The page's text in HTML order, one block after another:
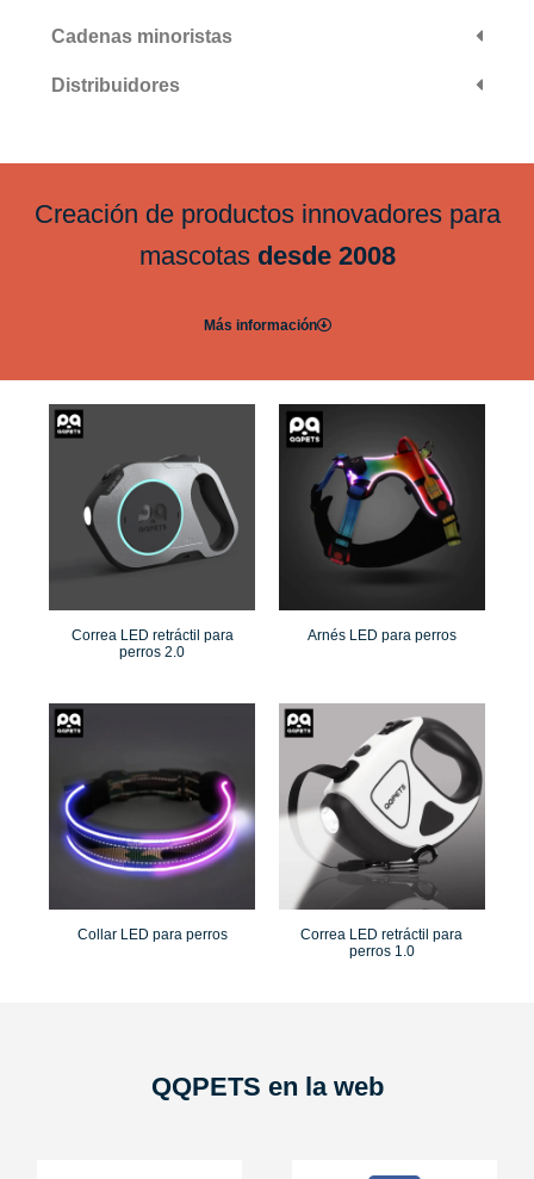
Cadenas minoristas
Distribuidores
Creación de productos innovadores para
mascotas desde 2008
Más información
Correa LED retráctil para
perros 2.0
Arnés LED para perros
Collar LED para perros
Correa LED retráctil para
perros 1.0
QQPETS en la web